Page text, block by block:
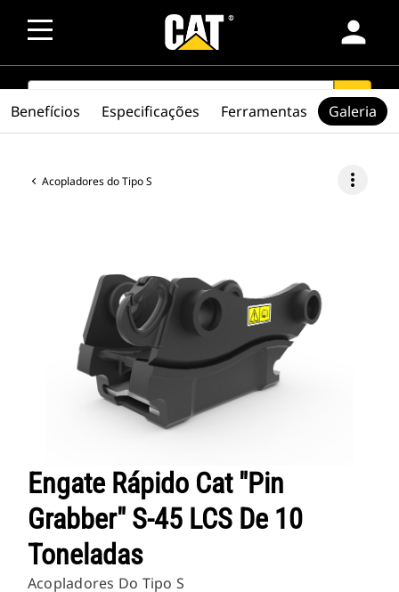
person
SEARCH search
Acopladores do Tipo S more_vert
Engate Rápido Cat "Pin
Grabber" S-45 LCS De 10
Toneladas
Acopladores Do Tipo S
Benefícios Especificações Ferramentas Galeria